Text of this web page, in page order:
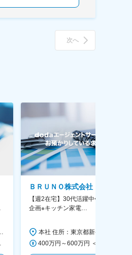
次へ
ＢＲＵＮＯ株式会社
【週2在宅】30代活躍中◆商品
企画※キッチン家電